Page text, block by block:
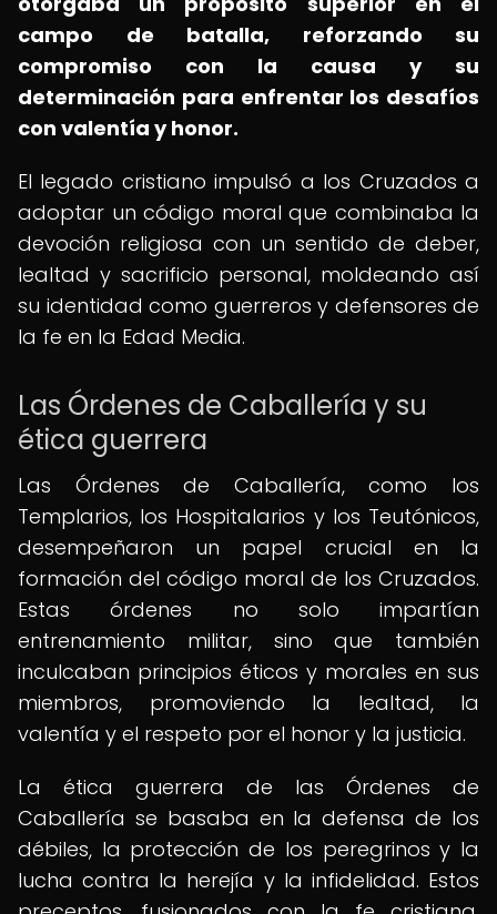
campo de batalla, reforzando su
compromiso con la causa y su
determinación para enfrentar los desafíos
con valentía y honor.
El legado cristiano impulsó a los Cruzados a
adoptar un código moral que combinaba la
devoción religiosa con un sentido de deber,
lealtad y sacrificio personal, moldeando así
su identidad como guerreros y defensores de
la fe en la Edad Media.
Las Órdenes de Caballería y su
ética guerrera
Las Órdenes de Caballería, como los
Templarios, los Hospitalarios y los Teutónicos,
desempeñaron un papel crucial en la
formación del código moral de los Cruzados.
Estas órdenes no solo impartían
entrenamiento militar, sino que también
inculcaban principios éticos y morales en sus
miembros, promoviendo la lealtad, la
valentía y el respeto por el honor y la justicia.
La ética guerrera de las Órdenes de
Caballería se basaba en la defensa de los
débiles, la protección de los peregrinos y la
lucha contra la herejía y la infidelidad. Estos